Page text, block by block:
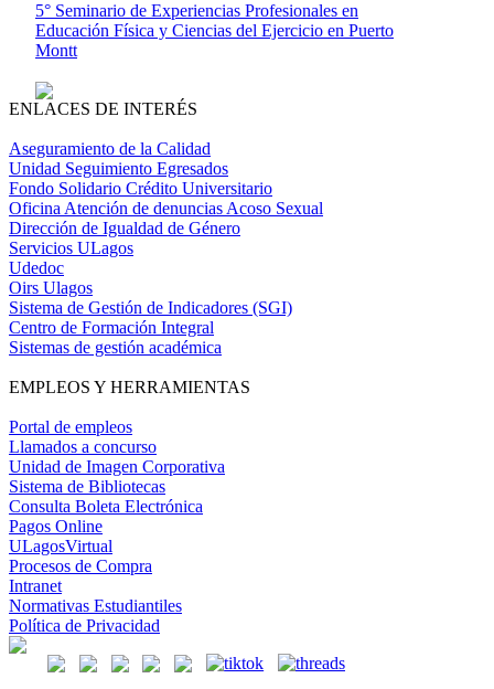
5° Seminario de Experiencias Profesionales en
Educación Física y Ciencias del Ejercicio en Puerto
Montt
ENLACES DE INTERÉS
Aseguramiento de la Calidad
Unidad Seguimiento Egresados
Fondo Solidario Crédito Universitario
Oficina Atención de denuncias Acoso Sexual
Dirección de Igualdad de Género
Servicios ULagos
Udedoc
Oirs Ulagos
Sistema de Gestión de Indicadores (SGI)
Centro de Formación Integral
Sistemas de gestión académica
EMPLEOS Y HERRAMIENTAS
Portal de empleos
Llamados a concurso
Unidad de Imagen Corporativa
Sistema de Bibliotecas
Consulta Boleta Electrónica
Pagos Online
ULagosVirtual
Procesos de Compra
Intranet
Normativas Estudiantiles
Política de Privacidad